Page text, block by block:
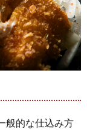
般的な仕込み方